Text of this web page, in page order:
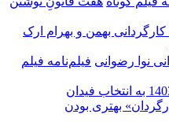
فیلم‌نامه فیلم